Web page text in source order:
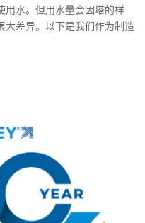
用水。但用水量会因塔的样
大差异。以下是我们作为制造